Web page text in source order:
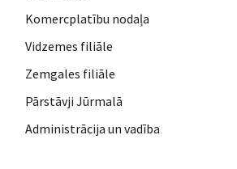
Kontakti
Komercplatību nodaļa
Vidzemes filiāle
Zemgales filiāle
Pārstāvji Jūrmalā
Administrācija un vadība